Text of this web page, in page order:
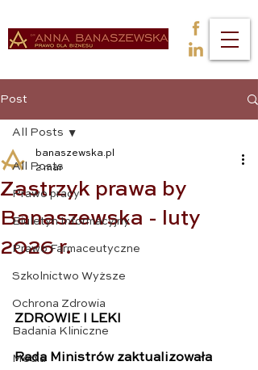
Post
All Posts
Prawo pracy
Biuletyn Informacyjny
Prawo Farmaceutyczne
Szkolnictwo Wyższe
Ochrona Zdrowia
Badania Kliniczne
Media
All Posts
Zastrzyk prawa by
Banaszewska - luty
2026 r.
banaszewska.pl
2 mar
ZDROWIE I LEKI
Rada Ministrów zaktualizowała